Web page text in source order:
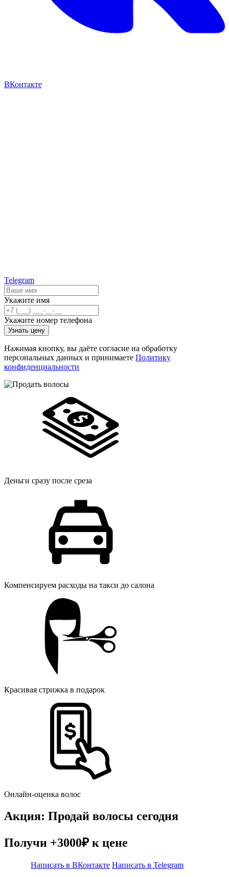
ВКонтакте
Telegram
Укажите имя
Укажите номер телефона
Узнать цену
Нажимая кнопку, вы даёте согласие на обработку
персональных данных и принимаете Политику
конфиденциальности
Деньги сразу после среза
Компенсируем расходы на такси до салона
Красивая стрижка в подарок
Онлайн-оценка волос
Акция: Продай волосы сегодня
Получи +3000₽ к цене
Написать в ВКонтакте Написать в Telegram